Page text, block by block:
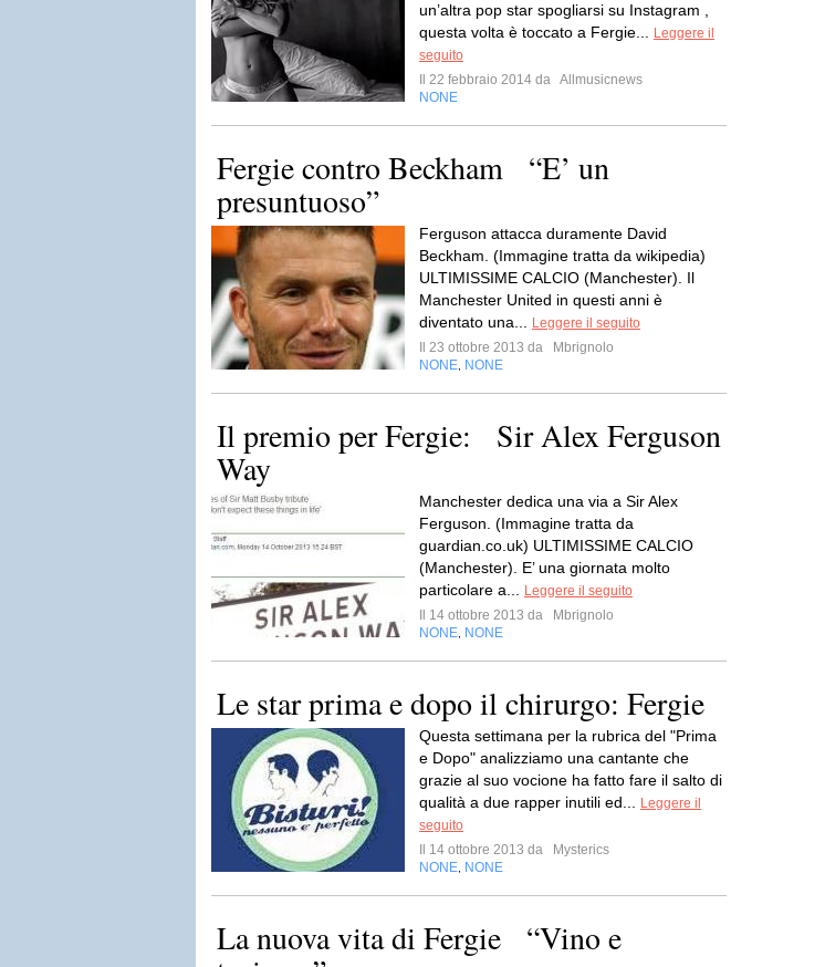
un’altra pop star spogliarsi su Instagram ,
questa volta è toccato a Fergie...
Leggere il
seguito
Il 22 febbraio 2014 da Allmusicnews
NONE
Fergie contro Beckham “E’ un
presuntuoso”
Ferguson attacca duramente David
Beckham. (Immagine tratta da wikipedia)
ULTIMISSIME CALCIO (Manchester). Il
Manchester United in questi anni è
diventato una...
Leggere il seguito
Il 23 ottobre 2013 da
Mbrignolo
NONE NONE
Il premio per Fergie: Sir Alex Ferguson
Way
Manchester dedica una via a Sir Alex
Ferguson. (Immagine tratta da
guardian.co.uk) ULTIMISSIME CALCIO
(Manchester). E’ una giornata molto
particolare a...
Leggere il seguito
Il 14 ottobre 2013 da
Mbrignolo
NONE NONE
Le star prima e dopo il chirurgo: Fergie
Questa settimana per la rubrica del "Prima
e Dopo" analizziamo una cantante che
grazie al suo vocione ha fatto fare il salto di
qualità a due rapper inutili ed...
Leggere il
seguito
Il 14 ottobre 2013 da
Mysterics
NONE NONE
La nuova vita di Fergie “Vino e